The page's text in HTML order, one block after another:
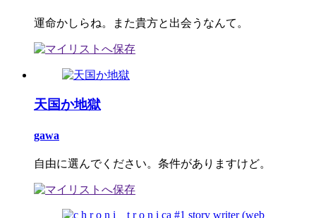
運命かしらね。また貴方と出会うなんて。
天国か地獄
gawa
自由に選んでください。条件がありますけど。